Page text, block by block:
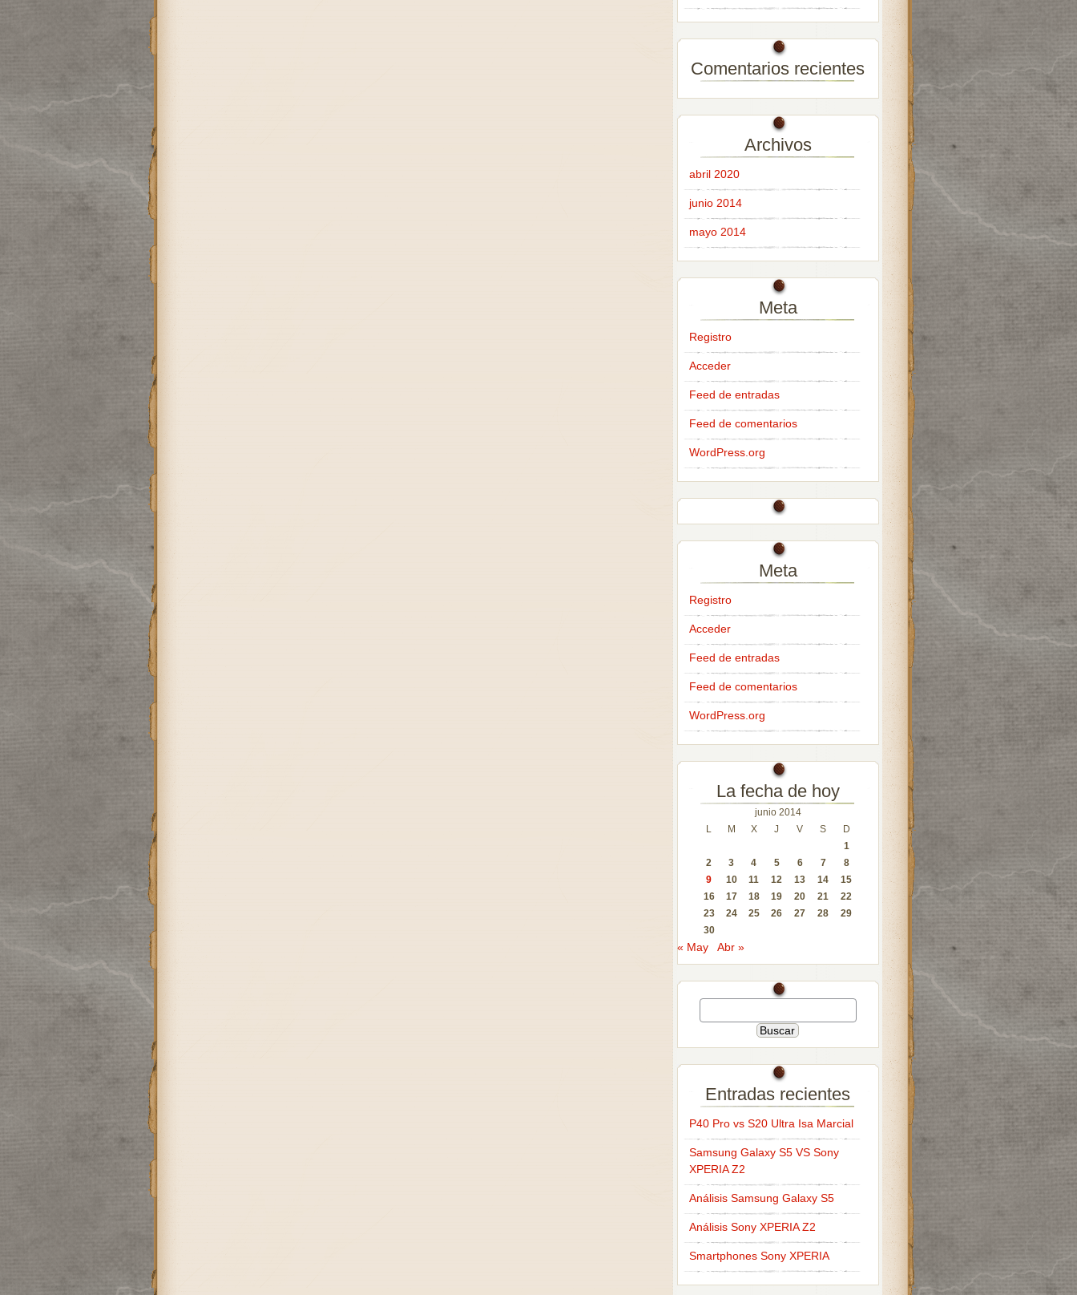
Comentarios recientes
Archivos
abril 2020
junio 2014
mayo 2014
Meta
Registro
Acceder
Feed de entradas
Feed de comentarios
WordPress.org
Meta
Registro
Acceder
Feed de entradas
Feed de comentarios
WordPress.org
La fecha de hoy
junio 2014
L
M X J V S
D
1
2
3 4 5 6 7
8
9
10 11 12 13 14
15
16
17 18 19 20 21
22
23
24 25 26 27 28
29
30
« May Abr »
Entradas recientes
P40 Pro vs S20 Ultra Isa Marcial
Samsung Galaxy S5 VS Sony
XPERIA Z2
Análisis Samsung Galaxy S5
Análisis Sony XPERIA Z2
Smartphones Sony XPERIA